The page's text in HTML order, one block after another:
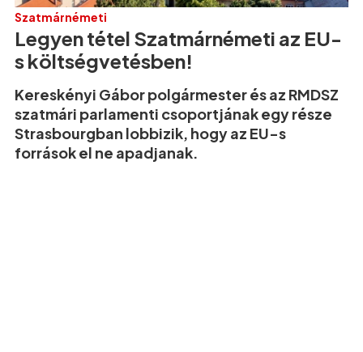
Szatmárnémeti
Legyen tétel Szatmárnémeti az EU-
s költségvetésben!
Kereskényi Gábor polgármester és az RMDSZ
szatmári parlamenti csoportjának egy része
Strasbourgban lobbizik, hogy az EU-s
források el ne apadjanak.